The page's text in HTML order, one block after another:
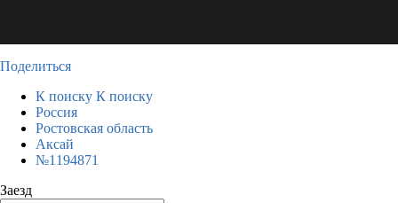
Поделиться
К поиску К поиску
Россия
Ростовская область
Аксай
№1194871
Заезд